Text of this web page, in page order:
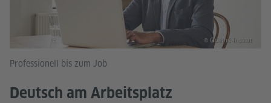
Professionell bis zum Job
Deutsch am Arbeitsplatz
© Goethe-Institut